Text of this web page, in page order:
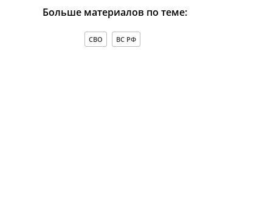
Больше материалов по теме:
СВО ВС РФ